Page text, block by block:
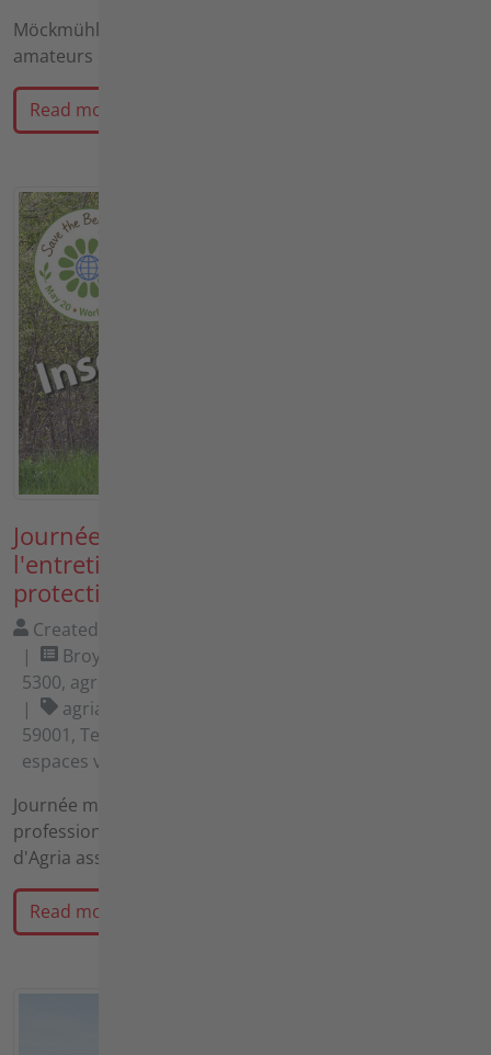
Möckmühl, le haut lieu incontournable pour les
amateurs de matériel agricole historique Agria.
Read more
Journée mondiale des abeilles : pourquoi
l'entretien professionnel du paysage et la
protection des espèces vont de pair
Created by
Broyer, Faucher, agria 5900 Bison / Taifun, agria
5300, agria 9500, agria 9600
agria 5300e1, agria 95001, agria 96001, agria
59001, Technologie des batteries, Entretien des
espaces verts, Environnement
Journée mondiale des abeilles : pourquoi l'entretien
professionnel du paysage et la technique innovante
d'Agria assurent activement la protection et…
Read more